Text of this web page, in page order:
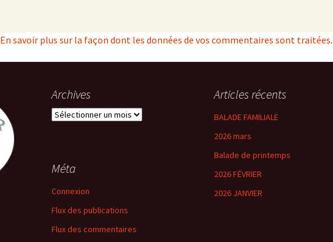
En savoir plus sur la façon dont les données de vos commentaires sont traitées.
Archives
Archives
Articles récents
BALADE FAMILIALE
2026 mars
Balade de printemps
2026 FÉVRIER
2026 JANVIER
Méta
Connexion
Flux des publications
Flux des commentaires